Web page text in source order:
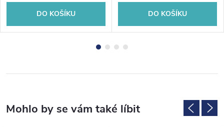
DO KOŠÍKU DO KOŠÍKU